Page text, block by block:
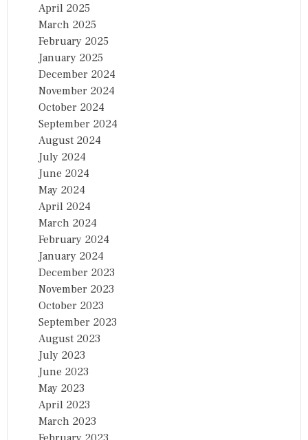
April 2025
March 2025
February 2025
January 2025
December 2024
November 2024
October 2024
September 2024
August 2024
July 2024
June 2024
May 2024
April 2024
March 2024
February 2024
January 2024
December 2023
November 2023
October 2023
September 2023
August 2023
July 2023
June 2023
May 2023
April 2023
March 2023